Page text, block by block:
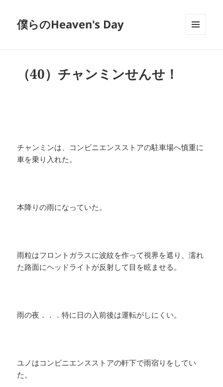
僕らのHeaven's Day
（40）チャンミンせんせ！
チャンミンは、コンビニエンスストアの駐車場へ慎重に
車を乗り入れた。
本降りの雨になっていた。
雨粒はフロントガラスに波紋を作って視界を遮り、濡れ
た路面にヘッドライトが反射して目を眩ませる。
雨の夜．．．特に日の入前後は運転がしにくい。
ユノはコンビニエンスストアの軒下で雨宿りをしてい
た。